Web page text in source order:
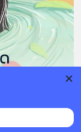
11 153